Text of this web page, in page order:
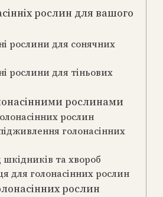
рослин для вашого
рослини для сонячних
рослини для тіньових
рослинами
рослин
голонасінних
шкідників та хвороб
для голонасінних рослин
рослин